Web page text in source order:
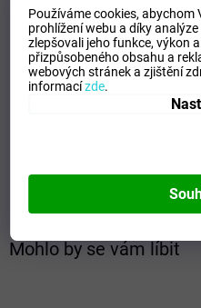
Používáme cookies, abychom
prohlížení webu a díky
zlepšovali jeho funkce, výkon
přizpůsobeného obsahu a
webových stránek a zjištění
informacízde.
Mohlo by se vám líbit
Kategorie:
Ponožky
EAN:
Zvolte
Velikost:
L
Pohlaví:
Unisex
Ponožky
Barva